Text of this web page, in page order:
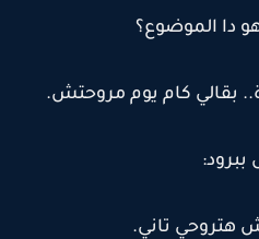
الموضوع؟
بقالي كام يوم مروحتش.
هتروحي تاني.